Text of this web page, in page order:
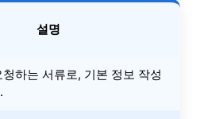
설명
하는 서류로, 기본 정보 작성